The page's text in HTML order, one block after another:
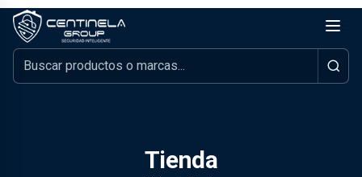
Tienda